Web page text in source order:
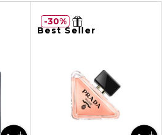
Best Seller
30%